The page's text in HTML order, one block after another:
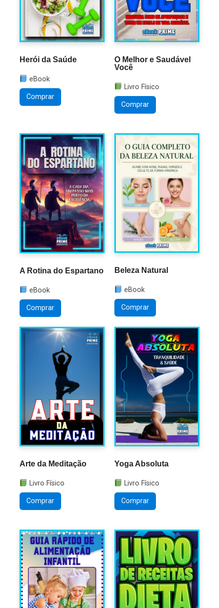
Herói da Saúde
eBook
Comprar
O Melhor e Saudável
Você
Livro Físico
Comprar
A Rotina do Espartano
eBook
Comprar
Beleza Natural
eBook
Comprar
Arte da Meditação
Livro Físico
Comprar
Yoga Absoluta
Livro Físico
Comprar